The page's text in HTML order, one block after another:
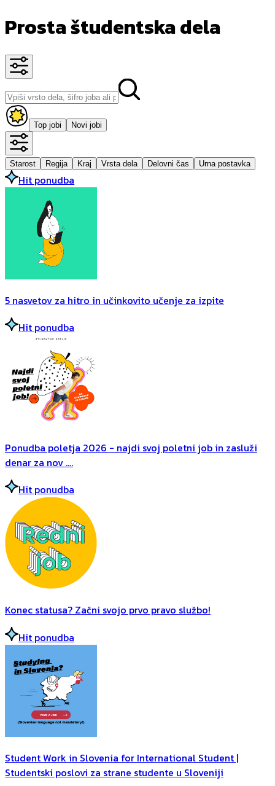
Prosta študentska dela
Top jobi Novi jobi
Starost Regija Kraj Vrsta dela Delovni čas Urna postavka
Hit ponudba
5 nasvetov za hitro in učinkovito učenje za izpite
Hit ponudba
Ponudba poletja 2026 - najdi svoj poletni job in zasluži
denar za nov ....
Hit ponudba
Konec statusa? Začni svojo prvo pravo službo!
Hit ponudba
Student Work in Slovenia for International Student |
Studentski poslovi za strane studente u Sloveniji